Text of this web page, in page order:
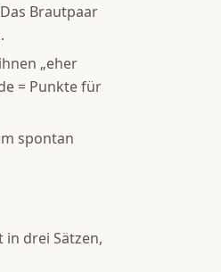
Brautpaar
„eher
= Punkte für
spontan
drei Sätzen,